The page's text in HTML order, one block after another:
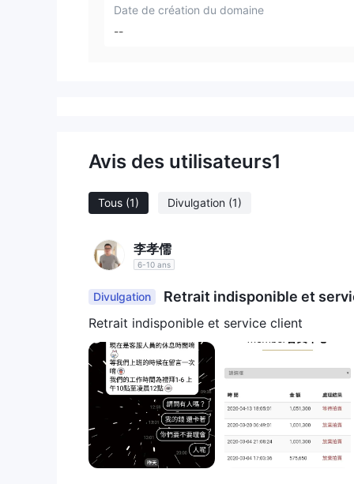
Date de création du domaine
--
Avis des utilisateurs1
Tous (1) Divulgation (1)
李孝儒
6-10 ans
Divulgation Retrait indisponible et
Retrait indisponible et service client